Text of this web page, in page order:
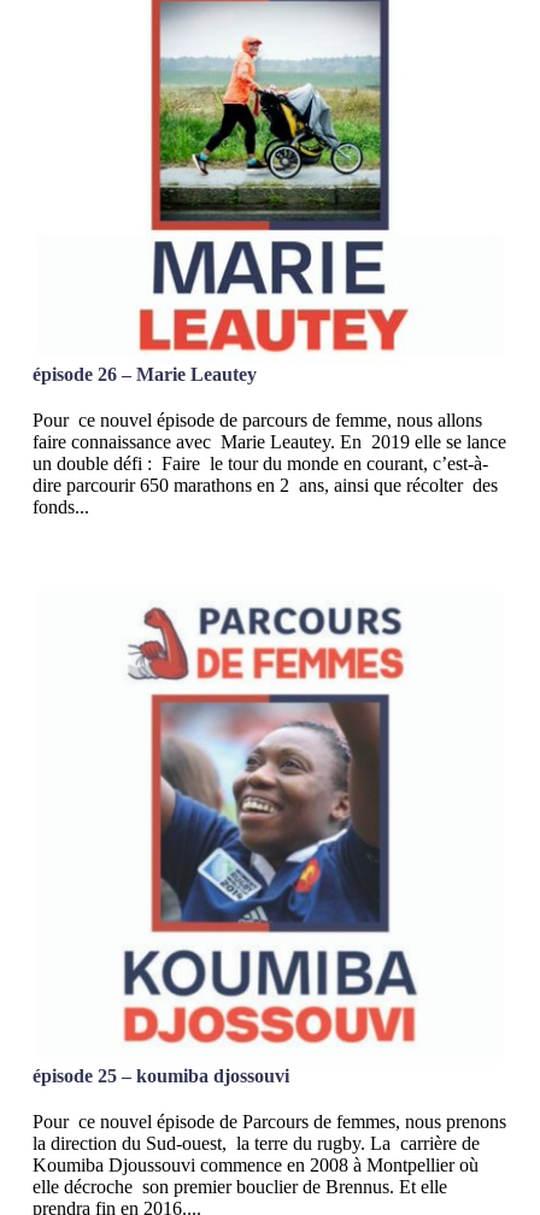
épisode 26 – Marie Leautey
Pour ce nouvel épisode de parcours de femme, nous allons
faire connaissance avec Marie Leautey. En 2019 elle se lance
un double défi : Faire le tour du monde en courant, c’est-à-
dire parcourir 650 marathons en 2 ans, ainsi que récolter des
fonds...
épisode 25 – koumiba djossouvi
Pour ce nouvel épisode de Parcours de femmes, nous prenons
la direction du Sud-ouest, la terre du rugby. La carrière de
Koumiba Djoussouvi commence en 2008 à Montpellier où
elle décroche son premier bouclier de Brennus. Et elle
prendra fin en 2016....